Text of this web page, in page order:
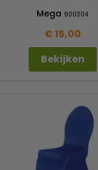
Mega 900304
€ 15,00
Bekijken